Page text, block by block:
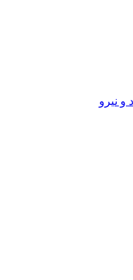
و نیرو